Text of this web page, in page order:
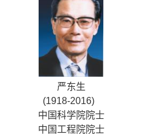
严东生
(1918-2016)
中国科学院院士
中国工程院院士